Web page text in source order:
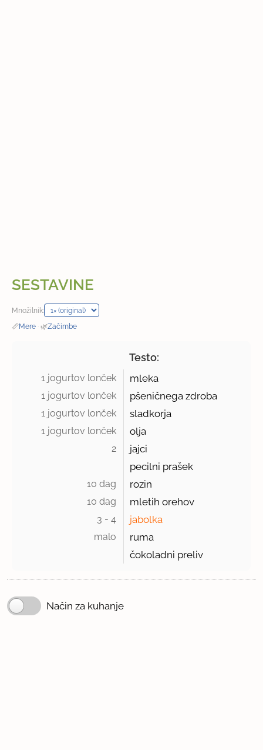
SESTAVINE
Množilnik:
📏Mere · 🌿Začimbe
Testo:
1 jogurtov lonček mleka
1 jogurtov lonček pšeničnega zdroba
1 jogurtov lonček sladkorja
1 jogurtov lonček olja
2
jajci
pecilni prašek
10 dag rozin
10 dag mletih orehov
3 - 4 jabolka
malo
ruma
čokoladni preliv
Način za kuhanje